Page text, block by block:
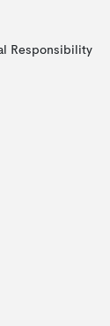
Responsibility